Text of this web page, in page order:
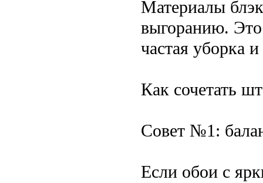
Материалы
выгоранию. Это
частая уборка
Как сочетать
Совет №1:
Если обои с